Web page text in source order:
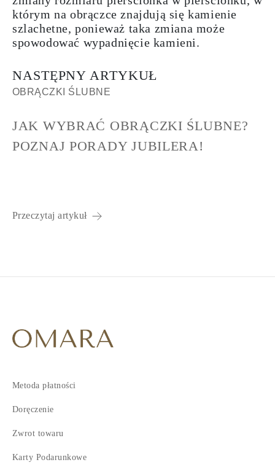
którym na obrączce znajdują siękamienie
szlachetne, ponieważ taka zmiana może
spowodować wypadnięcie kamieni.
NASTĘPNY ARTYKUŁ
OBRĄCZKI ŚLUBNE
JAK WYBRAĆ OBRĄCZKI ŚLUBNE?
POZNAJ PORADY JUBILERA!
Przeczytaj artykuł
Metoda płatności
Doręczenie
Zwrot towaru
Karty Podarunkowe